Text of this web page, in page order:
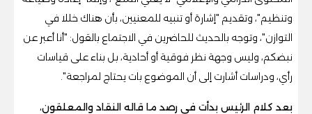
وتنظيم"، وتقديم "إشارة أو تنبيه للمعنيين، بأن هناك خللا في
التوازن"، وتوجه بالحديث للحاضرين في الاجتماع بالقول: "أنا أعبر عن
نبضكم، وليس وجهة نظر فوقية أو أحادية، بل بناء على قياسات
رأي، ودراسات أشارت إلى أن الموضوع بات يحتاج لمراجعة".
بعد كلام الرئيس بدأت في رصد ما قاله النقاد والمعلقون،